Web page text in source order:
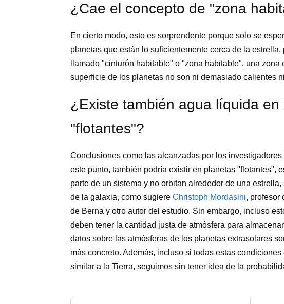
¿Cae el concepto de "zona
En cierto modo, esto es sorprendente porque solo se
planetas que están lo suficientemente cerca de la
llamado "cinturón habitable" o "zona habitable", una
superficie de los planetas no son ni demasiado calientes
¿Existe también agua líquida en
"flotantes"?
Conclusiones como las alcanzadas por los
este punto, también podría existir en planetas "flotantes",
parte de un sistema y no orbitan alrededor de una
de la galaxia, como sugiere Christoph Mordasini, profesor
de Berna y otro autor del estudio. Sin embargo, incluso
deben tener la cantidad justa de atmósfera para
datos sobre las atmósferas de los planetas extrasolares
más concreto. Además, incluso si todas estas
similar a la Tierra, seguimos sin tener idea de la